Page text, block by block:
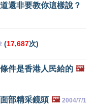
還非要教你這樣說？
(17,687次)
件是香港人民給的 🖼️
部精采鏡頭 🖼️ 2004/7/1